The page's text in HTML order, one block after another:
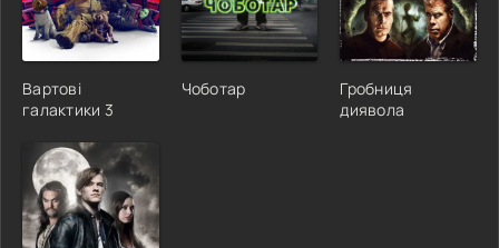
Вартові
галактики 3
Чоботар
Гробниця
диявола